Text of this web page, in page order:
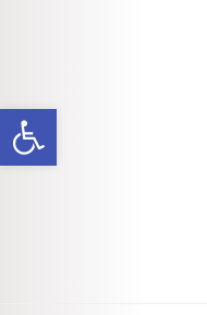
Werkzeugleiste öffnen